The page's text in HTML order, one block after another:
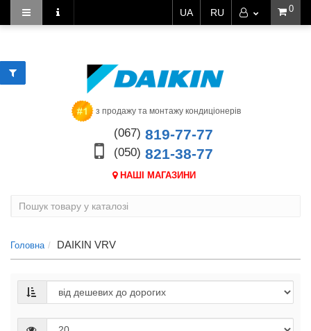
0
UA RU
з продажу та монтажу кондиціонерів
(067) 819-77-77
(050) 821-38-77
НАШІ МАГАЗИНИ
Головна DAIKIN VRV